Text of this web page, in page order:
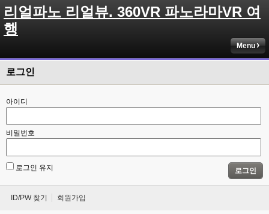
리얼파노 리얼뷰. 360VR 파노라마VR 여
행
Menu
로그인
아이디
비밀번호
로그인 유지 로그인
ID/PW 찾기 회원가입